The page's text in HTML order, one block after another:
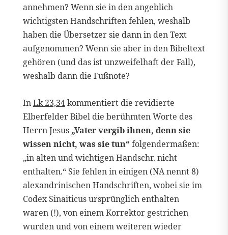
annehmen? Wenn sie in den angeblich
wichtigsten Handschriften fehlen, weshalb
haben die Übersetzer sie dann in den Text
aufgenommen? Wenn sie aber in den Bibeltext
gehören (und das ist unzweifelhaft der Fall),
weshalb dann die Fußnote?
InLk 23,34kommentiert die revidierte
Elberfelder Bibel die berühmten Worte des
Herrn Jesus„Vater vergib ihnen, denn sie
wissen nicht, was sie tun“ folgendermaßen:
„in alten und wichtigen Handschr. nicht
enthalten.“ Sie fehlen in einigen (NA nennt 8)
alexandrinischen Handschriften, wobei sie im
Codex Sinaiticus ursprünglich enthalten
waren (!), von einem Korrektor gestrichen
wurden und von einem weiteren wieder